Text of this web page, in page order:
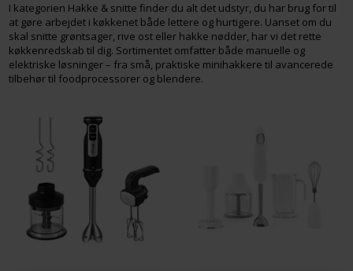
I kategorien Hakke & snitte finder du alt det udstyr, du har brug for til
at gøre arbejdet i køkkenet både lettere og hurtigere. Uanset om du
skal snitte grøntsager, rive ost eller hakke nødder, har vi det rette
køkkenredskab til dig. Sortimentet omfatter både manuelle og
elektriske løsninger – fra små, praktiske minihakkere til avancerede
tilbehør til foodprocessorer og blendere.